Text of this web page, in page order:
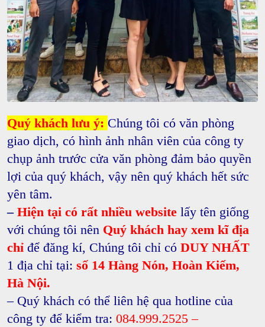
Quý khách lưu ý: Chúng tôi có văn phòng
giao dịch, có hình ảnh nhân viên của công ty
chụp ảnh trước cửa văn phòng đảm bảo quyền
lợi của quý khách, vậy nên quý khách hết sức
yên tâm.
– Hiện tại có rất nhiều website lấy tên giống
với chúng tôi nên Quý khách hay xem kĩ địa
chỉ để đăng kí, Chúng tôi chỉ có DUY NHẤT
1 địa chỉ tại: số 14 Hàng Nón, Hoàn Kiếm,
Hà Nội.
– Quý khách có thể liên hệ qua hotline của
công ty để kiểm tra: 084.999.2525 –